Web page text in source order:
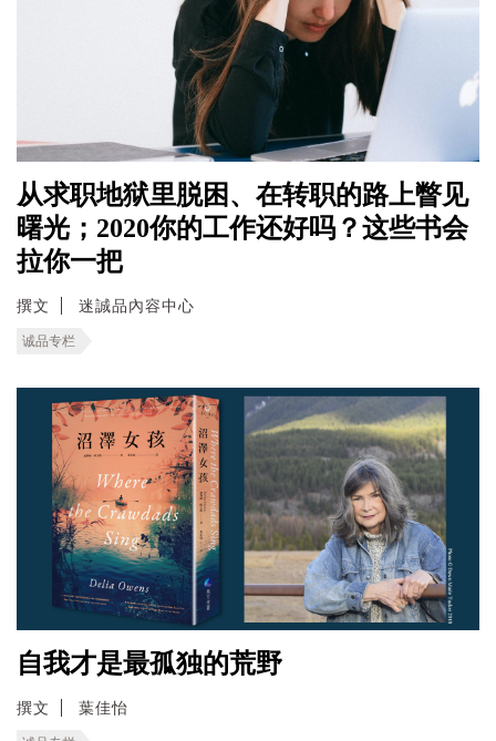
从求职地狱里脱困、在转职的路上瞥见
曙光；2020你的工作还好吗？这些书会
拉你一把
撰文 迷誠品內容中心
诚品专栏
自我才是最孤独的荒野
撰文 葉佳怡